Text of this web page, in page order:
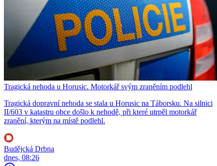
Tragická nehoda u Horusic. Motorkář svým zraněním podlehl
Tragická dopravní nehoda se stala u Horusic na Táborsku. Na silnici
II/603 v katastru obce došlo k nehodě, při které utrpěl motorkář
zranění, kterým na místě podlehl.
Budějcká Drbna
dnes, 08:26